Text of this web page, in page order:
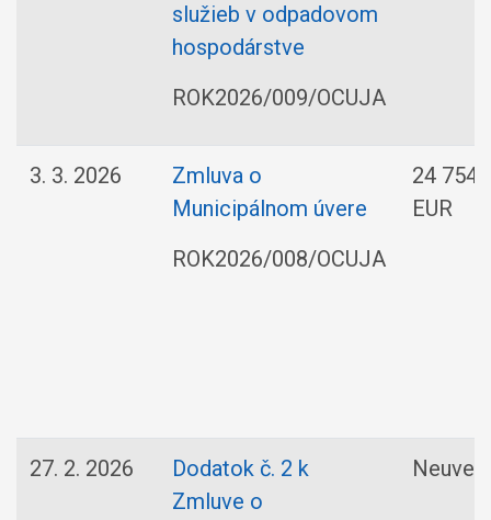
služieb v odpadovom
hospodárstve
ROK2026/009/OCUJA
3. 3. 2026
Zmluva o
Municipálnom úvere
ROK2026/008/OCUJA
24
EUR
27. 2. 2026
Dodatok č. 2 k
Zmluve o